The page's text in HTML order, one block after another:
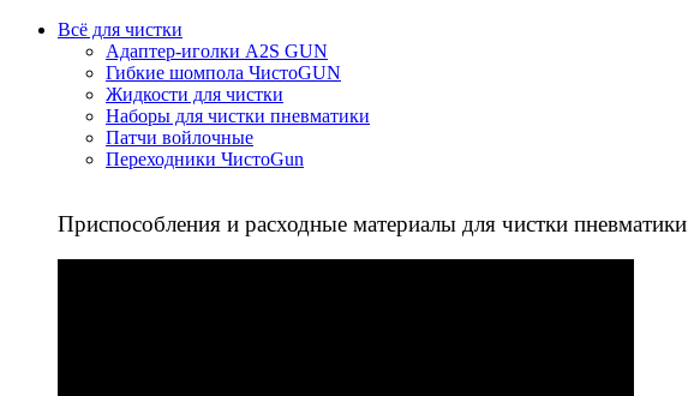
Всё для чистки
Адаптер-иголки A2S GUN
Гибкие шомпола ЧистоGUN
Жидкости для чистки
Наборы для чистки пневматики
Патчи войлочные
Переходники ЧистоGun
Приспособления и расходные материалы для чистки пневматики